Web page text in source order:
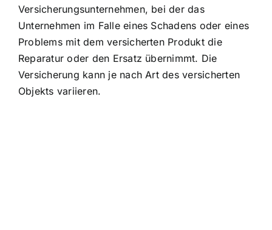
Versicherungsunternehmen, bei der das
Unternehmen im Falle eines Schadens oder eines
Problems mit dem versicherten Produkt die
Reparatur oder den Ersatz übernimmt. Die
Versicherung kann je nach Art des versicherten
Objekts variieren.